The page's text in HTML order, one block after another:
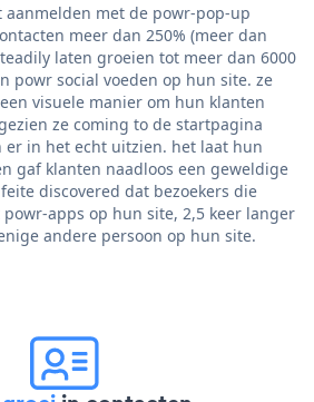
met de powr-pop-up
meer dan 250% (meer dan
laten groeien tot meer dan 6000
powr social voeden op hun site. ze
visuele manier om hun klanten
ze coming to de startpagina
er in het echt uitzien. het laat hun
gaf klanten naadloos een geweldige
discovered dat bezoekers die
apps op hun site, 2,5 keer langer
andere persoon op hun site.